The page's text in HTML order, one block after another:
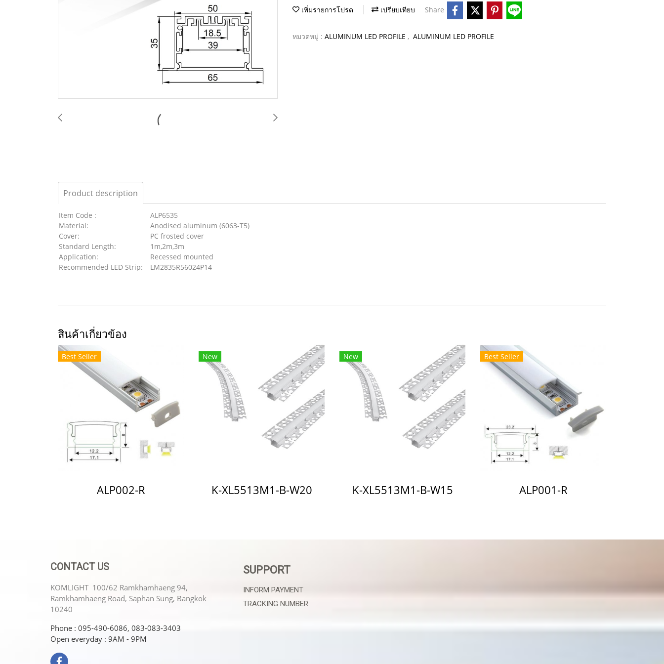
เพิ่มรายการโปรด เปรียบเทียบ Share
หมวดหมู่ : ALUMINUM LED PROFILE , ALUMINUM LED PROFILE
Product description
Item Code :
Material:
Cover:
Standard Length:
Application:
Recommended LED Strip:
ALP6535
Anodised aluminum (6063-T5)
PC frosted cover
1m,2m,3m
Recessed mounted
LM2835R56024P14
สินค้าเกี่ยวข้อง
Best Seller
ALP002-R
New
K-XL5513M1-B-W20
New
K-XL5513M1-B-W15
Best Seller
ALP001-R
CONTACT US
KOMLIGHT 100/62 Ramkhamhaeng 94,
Ramkhamhaeng Road, Saphan Sung, Bangkok
10240
Phone : 095-490-6086, 083-083-3403
Open everyday : 9AM - 9PM
SUPPORT
INFORM PAYMENT
TRACKING NUMBER